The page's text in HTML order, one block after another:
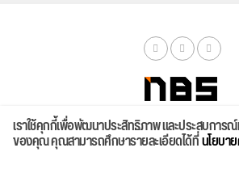
จัดสเปค ค้นหา บทความ รีวิวล่าสุด บทควา
เราใช้คุกกี้เพื่อพัฒนาประสิทธิภาพ และประสบการณ์
ของคุณ คุณสามารถศึกษารายละเอียดได้ที่นโยบา